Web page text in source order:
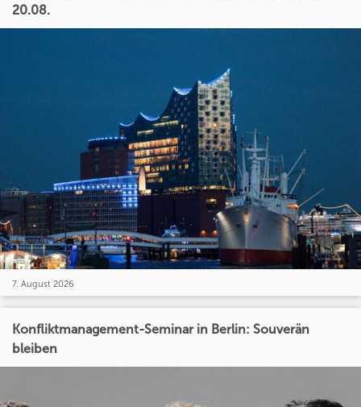
20.08.
7. August 2026
Konfliktmanagement-Seminar in Berlin: Souverän
bleiben